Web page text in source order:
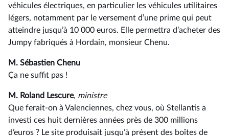
véhicules électriques, en particulier les véhicules utilitaires
légers, notamment par le versement d’une prime qui peut
atteindre jusqu’à 10 000 euros. Elle permettra d’acheter des
Jumpy fabriqués à Hordain, monsieur Chenu.
M. Sébastien Chenu
Ça ne suffit pas !
M. Roland Lescure, ministre
Que ferait-on à Valenciennes, chez vous, où Stellantis a
investi ces huit dernières années près de 300 millions
d’euros ? Le site produisait jusqu’à présent des boîtes de